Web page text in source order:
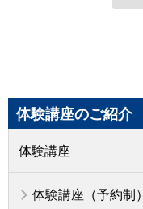
体験講座のご紹介
体験講座
体験講座（予約制）